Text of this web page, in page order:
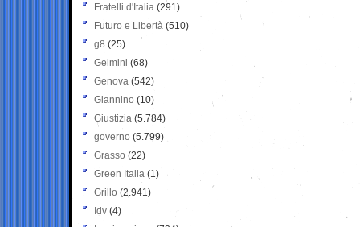
Fratelli d'Italia (291)
Futuro e Libertà (510)
g8 (25)
Gelmini (68)
Genova (542)
Giannino (10)
Giustizia (5.784)
governo (5.799)
Grasso (22)
Green Italia (1)
Grillo (2.941)
Idv (4)